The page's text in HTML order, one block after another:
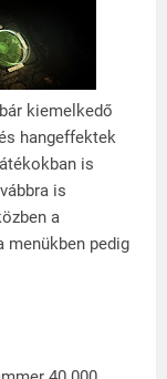
kiemelkedő
hangeffektek
is
is
a
menükben pedig